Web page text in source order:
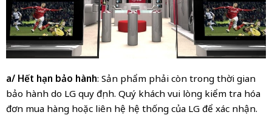
a/ Hết hạn bảo hành: Sản phẩm phải còn trong thời gian
bảo hành do LG quy định. Quý khách vui lòng kiểm tra hóa
đơn mua hàng hoặc liên hệ hệ thống của LG để xác nhận.